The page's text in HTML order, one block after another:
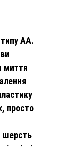
АА.
миття
просто
шерсть